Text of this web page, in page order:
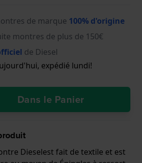
de marque 100% d'origine
montres de plus de 150€
de Diesel
expédié lundi!
Dans le Panier
Dieselest fait de textile et est